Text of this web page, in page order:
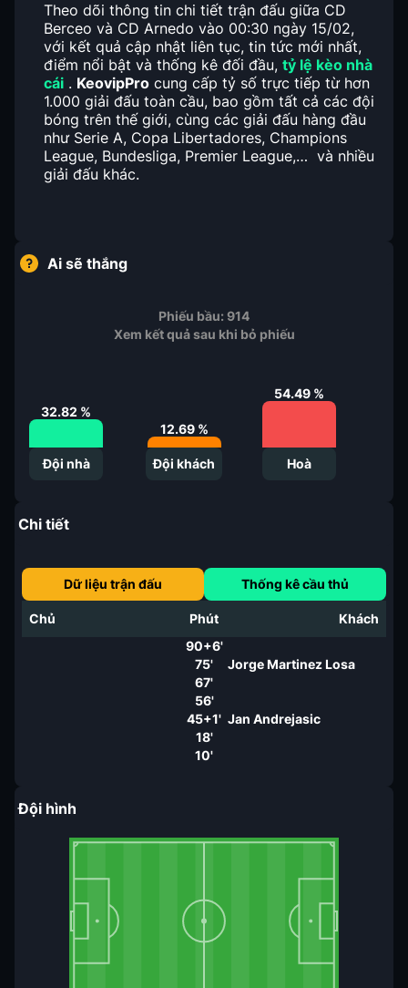
Theo dõi thông tin chi tiết trận đấu giữa CD
Berceo và CD Arnedo vào 00:30 ngày 15/02,
với kết quả cập nhật liên tục, tin tức mới nhất,
điểm nổi bật và thống kê đối đầu, tỷ lệ kèo nhà
cái . KeovipPro cung cấp tỷ số trực tiếp từ hơn
1.000 giải đấu toàn cầu, bao gồm tất cả các đội
bóng trên thế giới, cùng các giải đấu hàng đầu
như Serie A, Copa Libertadores, Champions
League, Bundesliga, Premier League,… và nhiều
giải đấu khác.
Ai sẽ thắng
Phiếu bầu:914
Xem kết quả sau khi bỏ phiếu
32.82 %
Đội nhà
12.69%
Đội khách
54.49 %
Hoà
Chi tiết
Dữ liệu trận đấu Thống kê cầu thủ
Chủ Phút
Khách
90+6'
75'
Jorge Martinez Losa
67'
56'
45+1' Jan Andrejasic
18'
10'
Đội hình